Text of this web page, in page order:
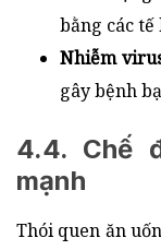
bằng các
Nhiễm
gây bệnh
4.4. Chế
mạnh
Thói quen ăn